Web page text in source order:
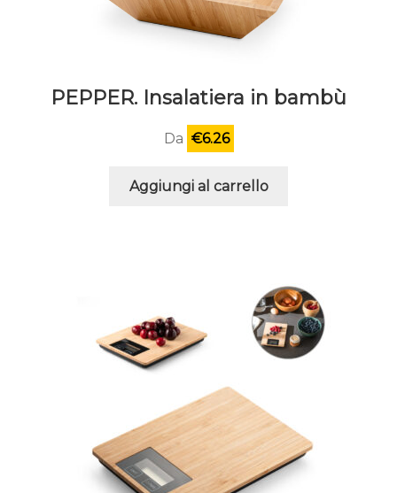
PEPPER. Insalatiera in bambù
Da €6.26
Aggiungi al carrello